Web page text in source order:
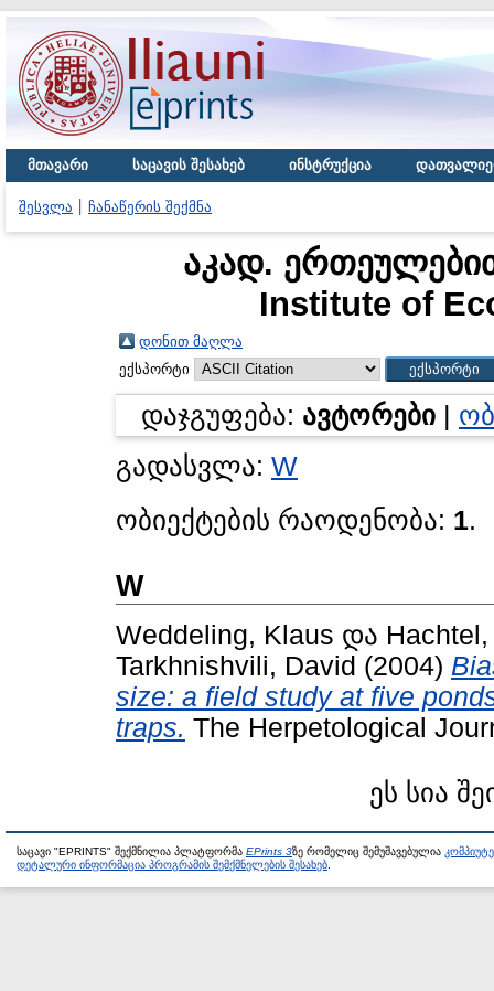
მთავარი საცავის შესახებ ინსტრუქცია
შესვლა ჩანაწერის შექმნა
აკად.
Institute of
დონით მაღლა
ექსპორტი
დაჯგუფება: ავტორები
გადასვლა: W
ობიექტების რაოდენობა: 1.
W
Weddeling, Klaus და
Tarkhnishvili, David (2004)
size: a field study at five
traps. The Herpetological
ეს სია
საცავი "EPRINTS" შექმნილია პლატფორმა EPrints 3ზე რომელიც შემუშავებულია
დეტალური ინფორმაცია პროგრამის შემქმნელების შესახებ